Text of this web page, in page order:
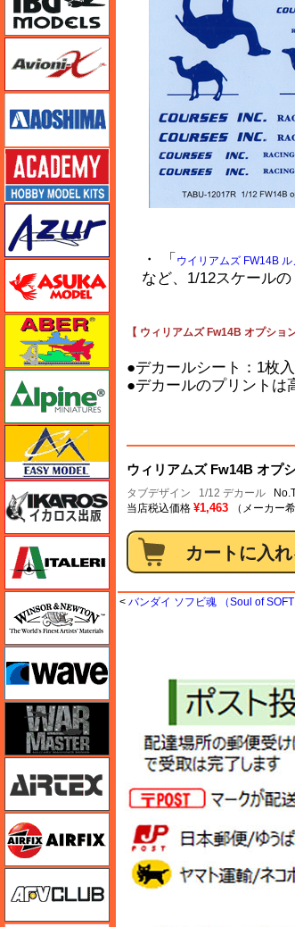
・ 「 ウイリアムズ FW14B ル
など、1/12スケールの
【 ウィリアムズ Fw14B オプショ
●デカールシート：1枚入
●デカールのプリントは
ウィリアムズ Fw14B オプ
タブデザイン 1/12 デカール
当店税込価格 ¥1,463 （メーカー
< バンダイ ソフビ魂 （Soul of
Avioni-X（アヴィオニクス）
アカデミー
アズール
アルパイン
イカロス出版
イタレリ
ウインザー＆ニュートン
ウォーマスターズ
エアテックス
AFVクラブ